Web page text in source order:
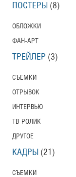
ПОСТЕРЫ (8)
ОБЛОЖКИ
ФАН-АРТ
ТРЕЙЛЕР (3)
СЪЕМКИ
ОТРЫВОК
ИНТЕРВЬЮ
ТВ-РОЛИК
ДРУГОЕ
КАДРЫ (21)
СЪЕМКИ